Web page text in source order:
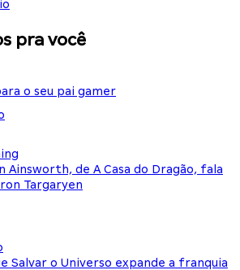
pra você
o seu pai gamer
Ainsworth, de A Casa do Dragão, fala
Targaryen
Salvar o Universo expande a franquia